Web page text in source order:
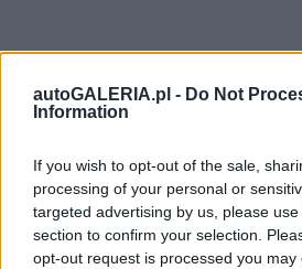
autoGALERIA.pl - Do Not
Information
If you wish to opt-out of the sale,
processing of your personal or
targeted advertising by us, please
section to confirm your selection.
opt-out request is processed you may